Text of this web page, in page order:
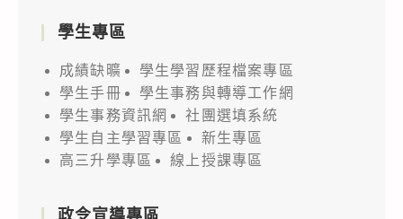
學生專區
成績缺曠
學生學習歷程檔案專區
學生手冊
學生事務與轉導工作網
學生事務資訊網
社團選填系統
學生自主學習專區
新生專區
高三升學專區
線上授課專區
政令宣導專區